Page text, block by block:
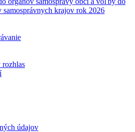
samosprávnych krajov rok 2026
rozhlas
údajov